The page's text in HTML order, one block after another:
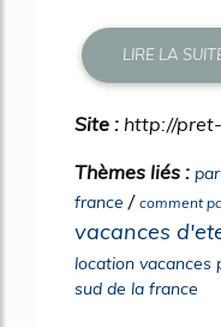
LIRE LA
Site : http://
Thèmes liés :
france / comment
vacances
location vacances
sud de la france